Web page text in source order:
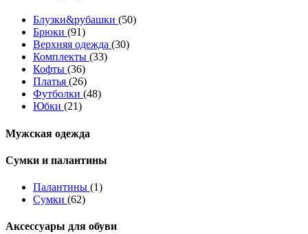
Блузки&рубашки (50)
Брюки (91)
Верхняя одежда (30)
Комплекты (33)
Кофты (36)
Платья (26)
Футболки (48)
Юбки (21)
Мужская одежда
Сумки и палантины
Палантины (1)
Сумки (62)
Аксессуары для обуви